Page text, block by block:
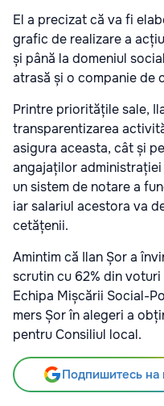
El a precizat că va fi
grafic de realizare a
și până la domeniul
atrasă și o companie de
Printre prioritățile sale,
transparentizarea
asigura aceasta, cât și
angajaților
un sistem de notare a
iar salariul acestora va
cetățenii.
Amintim că Ilan Șor a
scrutin cu 62% din
Echipa Mișcării Social-
mers Șor în alegeri a
pentru Consiliul local.
Подпишитесь на